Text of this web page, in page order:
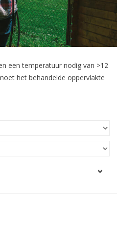
een temperatuur nodig van >12
het behandelde oppervlakte